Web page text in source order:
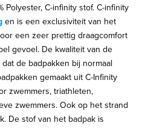
Polyester, C-infinity stof. C-infinity
en is een exclusiviteit van het
een zeer prettig draagcomfort
gevoel. De kwaliteit van de
de badpakken bij normaal
gemaakt uit C-Infinity
zwemmers, triathleten,
zwemmers. Ook op het strand
De stof van het badpak is